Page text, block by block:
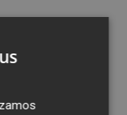
alto" o
y Baleares